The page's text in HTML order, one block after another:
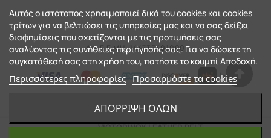
VICTORINOX LEATHER BELT
Αρ. Γ.Ε.ΜΗ: 144735401000
Αυτός ο ιστότοπος χρησιμοποιεί δικά του cookies και cookies
τρίτων για να βελτιώσει τις υπηρεσίες μας και να σας δείξει
διαφημίσεις που σχετίζονται με τις προτιμήσεις σας
αναλύοντας τις συνήθειες περιήγησής σας. Για να δώσετε τη
συγκατάθεσή σας στη χρήση του, πατήστε το κουμπί Αποδοχή.
Περισσότερες πληροφορίες Προσαρμόστε τα cookies
ΑΠΌΡΡΙΨΗ ΌΛΩΝ
© 2023 - Action-Country™. All Rights
eShop by Synergic Software